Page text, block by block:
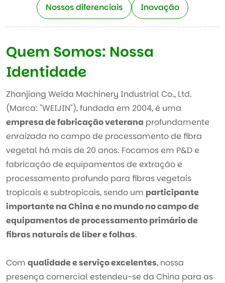
Nossos diferenciais
Inovação
Quem Somos: Nossa
Identidade
Zhanjiang Weida Machinery Industrial Co., Ltd.
(Marca: "WEIJIN"), fundada em 2004, é uma
empresa de fabricação veterana profundamente
enraizada no campo de processamento de fibra
vegetal há mais de 20 anos. Focamos em P&D e
fabricação de equipamentos de extração e
processamento profundo para fibras vegetais
tropicais e subtropicais, sendo um participante
importante na China e no mundo no campo de
equipamentos de processamento primário de
fibras naturais de líber e folhas.
Com qualidade e serviço excelentes, nossa
presença comercial estendeu-se da China para as